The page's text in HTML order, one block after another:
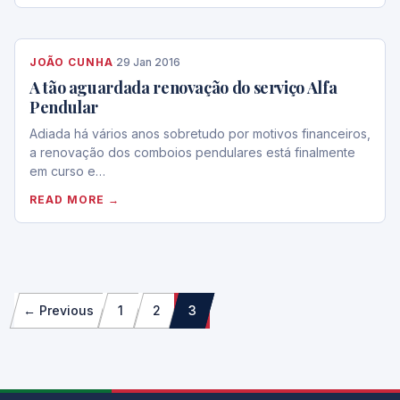
JOÃO CUNHA·29 Jan 2016
A tão aguardada renovação do serviço Alfa
Pendular
Adiada há vários anos sobretudo por motivos financeiros,
a renovação dos comboios pendulares está finalmente
em curso e…
READ MORE →
Paginação
dos
← Previous 1 2 3